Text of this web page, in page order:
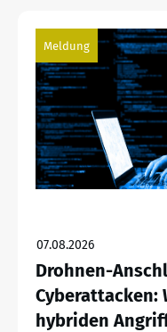
Meldung
07.08.2026
Drohnen-
hybriden